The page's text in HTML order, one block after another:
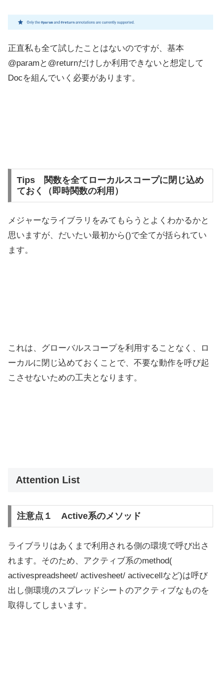
正直私も全て試したことはないのですが、基本
@paramと@returnだけしか利用できないと想定して
Docを組んでいく必要があります。
Tips 関数を全てローカルスコープに閉じ込め
ておく（即時関数の利用）
メジャーなライブラリをみてもらうとよくわかるかと
思いますが、だいたい最初から()で全てが括られてい
ます。
これは、グローバルスコープを利用することなく、ロ
ーカルに閉じ込めておくことで、不要な動作を呼び起
こさせないための工夫となります。
Attention List
注意点１ Active系のメソッド
ライブラリはあくまで利用される側の環境で呼び出さ
れます。そのため、アクティブ系のmethod(
activespreadsheet/ activesheet/ activecellなど)は呼び
出し側環境のスプレッドシートのアクティブなものを
取得してしまいます。